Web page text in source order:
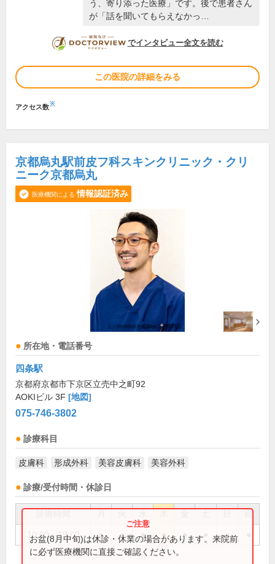
う、寄り添った医療」です。後で患者さん
が「話を聞いてもらえなかっ…
DOCTORVIEW
でインタビュー全文を読む
この医院の詳細をみる
アクセス数※
京都烏丸駅前皮フ科スキンクリニック・クリ
ニーク京都烏丸
医療機関による 情報認証済み
所在地・電話番号
四条駅
京都府京都市下京区立売中之町92
AOKIビル 3F [地図]
075-746-3802
診療科目
皮膚科 形成外科 美容皮膚科 美容外科
診療/受付時間・休診日
祝
10:00～19:00 ● ● ● ● ● ●
お盆(8月中旬)は休診・休業の場合があります。来院前
に必ず医療機関に直接ご確認ください。